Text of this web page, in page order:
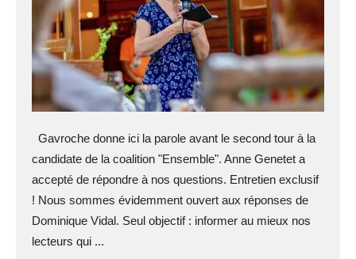
Gavroche donne ici la parole avant le second tour à la
candidate de la coalition "Ensemble". Anne Genetet a
accepté de répondre à nos questions. Entretien exclusif
! Nous sommes évidemment ouvert aux réponses de
Dominique Vidal. Seul objectif : informer au mieux nos
lecteurs qui ...